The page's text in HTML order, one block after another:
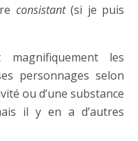
consistant(si je puis
les
personnages selon
ou d’une substance
il y en a d’autres